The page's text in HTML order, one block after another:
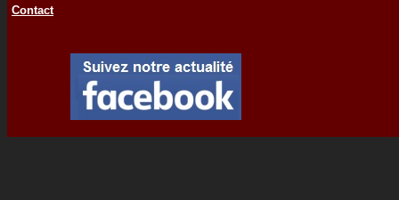
Contact